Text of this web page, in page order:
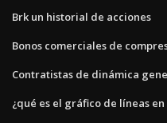
Brk un historial de acciones
Bonos comerciales de
Contratistas de dinámica
¿qué es el gráfico de líneas